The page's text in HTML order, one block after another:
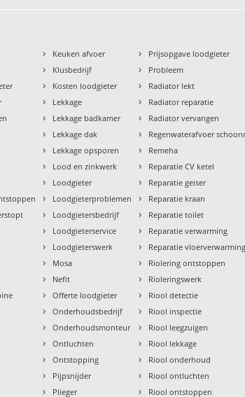
› Keuken afvoer
› Klusbedrijf
› Kosten loodgieter
› Lekkage
› Lekkage badkamer
› Lekkage dak
› Lekkage opsporen
› Lood en zinkwerk
› Loodgieter
› Loodgieterproblemen
› Loodgietersbedrijf
› Loodgieterservice
› Loodgieterswerk
› Mosa
› Nefit
› Offerte loodgieter
› Onderhoudsbedrijf
› Onderhoudsmonteur
› Ontluchten
› Ontstopping
› Pijpsnijder
› Plieger
› Prijsopgave loodgieter
› Probleem
› Radiator lekt
› Radiator reparatie
› Radiator vervangen
› Regenwaterafvoer
› Remeha
› Reparatie CV ketel
› Reparatie geiser
› Reparatie kraan
› Reparatie toilet
› Reparatie verwarming
› Reparatie vloerverwarming
› Riolering ontstoppen
› Rioleringswerk
› Riool detectie
› Riool inspectie
› Riool leegzuigen
› Riool lekkage
› Riool onderhoud
› Riool ontluchten
› Riool ontstoppen